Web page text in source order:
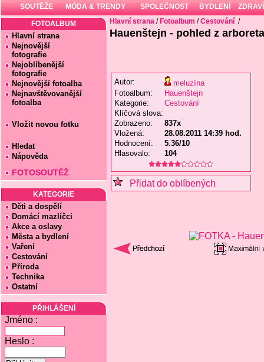
SOUTĚŽE MÓDA & TRENDY SPOLEČNOST BYDLENÍ ZDRAVÍ
FOTOALBUM
Hlavní strana
Nejnovější
fotografie
Nejoblíbenější
fotografie
Nejnovější fotoalba
Nejnavštěvovanější
fotoalba
Vložit novou fotku
Hledat
Nápověda
FOTOSOUTĚŽ
KATEGORIE
Děti a dospělí
Domácí mazlíčci
Akce a oslavy
Města a bydlení
Vaření
Cestování
Příroda
Technika
Ostatní
PŘIHLÁŠENÍ
Jméno :
Heslo :
Hlavní strana / Fotoalbum /Cestování /
Hauenštejn - pohled z arboreta
Autor:
meluzína
Fotoalbum:
Hauenštejn
Kategorie:
Cestování
Klíčová slova:
Zobrazeno:
837x
Vložená:
28.08.2011 14:39 hod.
Hodnocení:
5.36/10
Hlasovalo:
104
Přidat do oblíbených